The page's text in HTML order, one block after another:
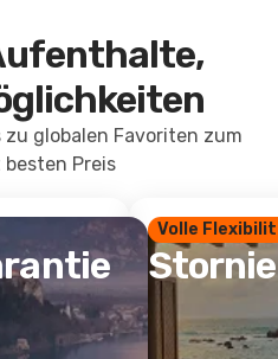
zu globalen Favoriten zum
Preis
Volle